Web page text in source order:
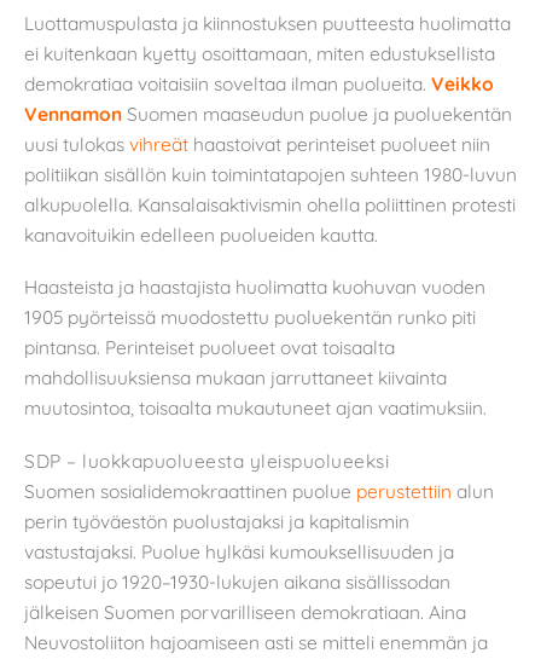
Luottamuspulasta ja kiinnostuksen puutteesta huolimatta
ei kuitenkaan kyetty osoittamaan, miten edustuksellista
demokratiaa voitaisiin soveltaa ilman puolueita. Veikko
Vennamon Suomen maaseudun puolue ja puoluekentän
uusi tulokas vihreät haastoivat perinteiset puolueet niin
politiikan sisällön kuin toimintatapojen suhteen 1980-luvun
alkupuolella. Kansalaisaktivismin ohella poliittinen protesti
kanavoituikin edelleen puolueiden kautta.
Haasteista ja haastajista huolimatta kuohuvan vuoden
1905 pyörteissä muodostettu puoluekentän runko piti
pintansa. Perinteiset puolueet ovat toisaalta
mahdollisuuksiensa mukaan jarruttaneet kiivainta
muutosintoa, toisaalta mukautuneet ajan vaatimuksiin.
SDP – luokkapuolueesta yleispuolueeksi
Suomen sosialidemokraattinen puolue perustettiin alun
perin työväestön puolustajaksi ja kapitalismin
vastustajaksi. Puolue hylkäsi kumouksellisuuden ja
sopeutui jo 1920–1930-lukujen aikana sisällissodan
jälkeisen Suomen porvarilliseen demokratiaan. Aina
Neuvostoliiton hajoamiseen asti se mitteli enemmän ja